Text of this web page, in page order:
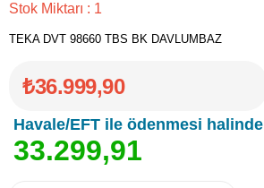
Stok Miktarı : 1
TEKA DVT 98660 TBS BK DAVLUMBAZ
₺36.999,90
Havale/EFT ile ödenmesi halinde
33.299,91